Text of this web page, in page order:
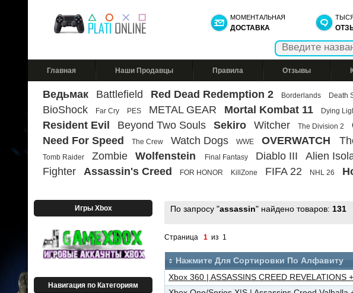
МОМЕНТАЛЬНАЯ
ДОСТАВКА
Главная Наши Продавцы Правила Отзывы
Ведьмак Battlefield Red Dead Redemption 2 Borderlands Death
BioShock Far Cry PES METAL GEAR Mortal Kombat 11 Dying
Resident Evil
Beyond Two Souls Sekiro Witcher The Division 2
Need For Speed
The Crew Watch Dogs WWE OVERWATCH
Tomb Raider
Zombie Wolfenstein Final Fantasy Diablo III Alien
Fighter
Assassin's Creed FOR HONOR KillZone FIFA 22 NHL 26
Игры Xbox
Навигация по Категориям
По запросу "assassin" найдено товаров: 131
Страница 1 из 1
Нажмите Для Сортировки По Алфавиту
Xbox 360 | ASSASSINS CREED REVELATIONS